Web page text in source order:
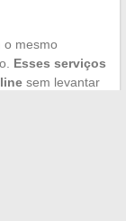
o mesmo
Esses serviços
sem levantar